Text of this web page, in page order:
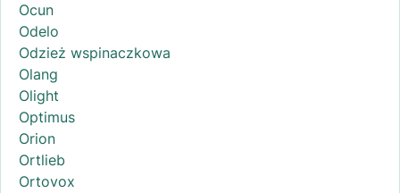
Ocun
Odelo
Odzież wspinaczkowa
Olang
Olight
Optimus
Orion
Ortlieb
Ortovox